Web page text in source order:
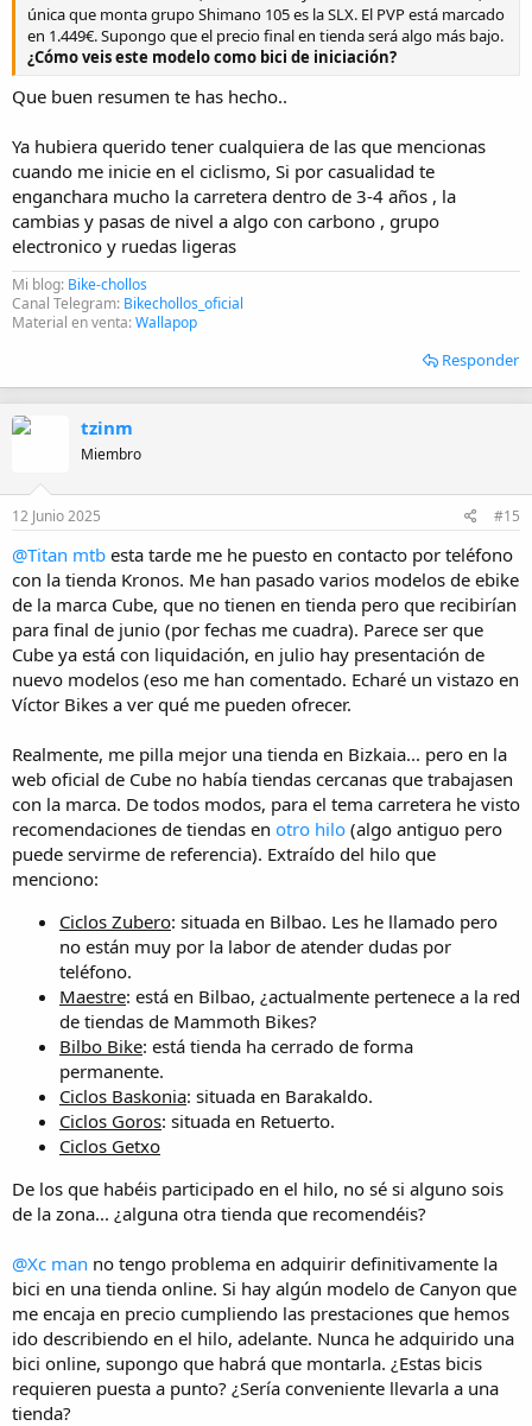
diversos modelos bajo el nombre Allez. Allez, Allez Sport y
Allez Sprint Comp. El modelo más básico (según su precio)
parece una bici muy de gama de entrada. Los otros dos
Wilier GTR Team: para este modelo la marca ofrece dos
configuración que ha compartido@Xc manse ajusta al
presupuesto máximo que me he marcado. Por talla me
cuadra, aunque estéticamente no me atrae demasiado
(aunque no va a ser algo determinante).
Respecto a recomendaciones más generales, marcas con buena
relación prestaciones/precio:
Berria: me ha sorprendido que en la web oficial no tengan
ningún modelo por debajo de los 2.000€.
Shimano 105. ¿Qué tal veis el modelo GRIP? En la web de
Shimano, el modelo GRIP aparece en el filtro de 105.
web no bajan de 2.000€.
Cube
Supongo que estos precios que aparecen en la web se deben a que:
Son el último modelo.
Son precios de referencia. En tiendas distribuidoras de estas
marcas habrá precios más interesantes.
Como características "imprescindibles" me quedo con:
Cuadro de aluminio (por presupuesto no creo que alcance a
carbono como me recomienda@Glaudrem).
Al menos, grupo Shimano 105.
Cassette de 12v (a ser posible).
La Canyon Endurace 7 RAW que me habéis compartido me gusta.
Las tallas que tienen disponibles no me cuadran, pero miraré en
tiendas a ver qué tienen.
Voy a pedir presupuesto para la ebike enesta tienda. Trabajan,
entre otras marcas, con
coger para este familiar. Quizás aproveche y pida presupuesto
también para laCube Attan SLX.
En esta misma página tienen una promoción (no sé si seguirá
disponible) de unaMMR GRIP por 1.199€que según
especificaciones de la promoción sí monta (a diferencia de lo que
indica la web oficial) grupo Shimano 105. ¿Cómo la véis?
Ya de paso... ¿tenéis referencias de esta tienda.
eres de Cantabria, ¿te suena?
única que monta grupo Shimano 105 es la SLX. El PVP está marcado
en 1.449€. Supongo que el precio final en tienda será algo más bajo.
¿Cómo veis este modelo como bici de iniciación?
Que buen resumen te has hecho..
Ya hubiera querido tener cualquiera de las que mencionas
cuando me inicie en el ciclismo, Si por casualidad te
enganchara mucho la carretera dentro de 3-4 años , la
cambias y pasas de nivel a algo con carbono , grupo
electronico y ruedas ligeras
Mi blog: Bike-chollos
Canal Telegram: Bikechollos_oficial
Material en venta:Wallapop
Responder
tzinm
Miembro
12 Junio 2025 #15
@Titan mtb esta tarde me he puesto en contacto por teléfono
con la tienda Kronos. Me han pasado varios modelos de ebike
de la marca Cube, que no tienen en tienda pero que recibirían
para final de junio (por fechas me cuadra). Parece ser que
Cube ya está con liquidación, en julio hay presentación de
nuevo modelos (eso me han comentado. Echaré un vistazo en
Víctor Bikes a ver qué me pueden ofrecer.
Realmente, me pilla mejor una tienda en Bizkaia... pero en la
web oficial de Cube no había tiendas cercanas que trabajasen
con la marca. De todos modos, para el tema carretera he visto
recomendaciones de tiendas en otro hilo (algo antiguo pero
puede servirme de referencia). Extraído del hilo que
menciono:
Ciclos Zubero: situada en Bilbao. Les he llamado pero
no están muy por la labor de atender dudas por
teléfono.
Maestre: está en Bilbao, ¿actualmente pertenece a la red
de tiendas de Mammoth Bikes?
Bilbo Bike: está tienda ha cerrado de forma
permanente.
Ciclos Baskonia: situada en Barakaldo.
Ciclos Goros: situada en Retuerto.
Ciclos Getxo
De los que habéis participado en el hilo, no sé si alguno sois
de la zona... ¿alguna otra tienda que recomendéis?
@Xc man no tengo problema en adquirir definitivamente la
bici en una tienda online. Si hay algún modelo de Canyon que
me encaja en precio cumpliendo las prestaciones que hemos
ido describiendo en el hilo, adelante. Nunca he adquirido una
bici online, supongo que habrá que montarla. ¿Estas bicis
requieren puesta a punto? ¿Sería conveniente llevarla a una
tienda?